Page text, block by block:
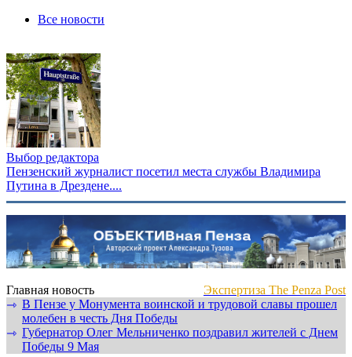
Все новости
Выбор редактора
Пензенский журналист посетил места службы Владимира
Путина в Дрездене....
Главная новость
Экспертиза The Penza Post
⇾ В Пензе у Монумента воинской и трудовой славы прошел
молебен в честь Дня Победы
⇾ Губернатор Олег Мельниченко поздравил жителей с Днем
Победы 9 Мая